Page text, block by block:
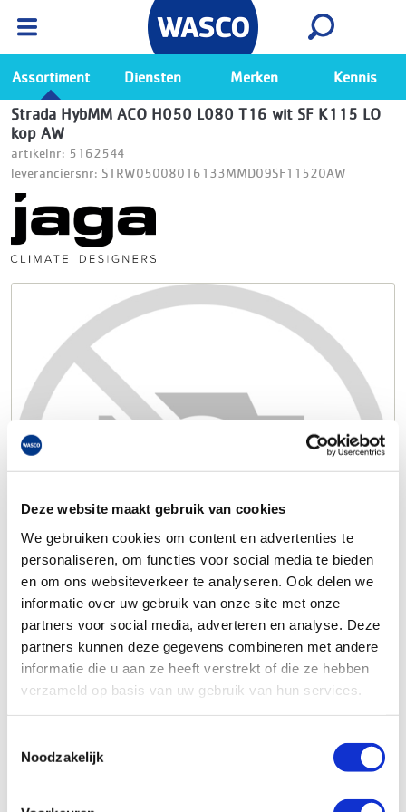
Deze website maakt gebruik van cookies
We gebruiken cookies om content en advertenties te
personaliseren, om functies voor social media te bieden
en om ons websiteverkeer te analyseren. Ook delen we
informatie over uw gebruik van onze site met onze
partners voor social media, adverteren en analyse. Deze
partners kunnen deze gegevens combineren met andere
informatie die u aan ze heeft verstrekt of die ze hebben
verzameld op basis van uw gebruik van hun services.
Noodzakelijk
Ga naar de Wasco app
Bekijk
Assortiment Diensten Merken Kennis
Strada HybMM ACO H050 L080 T16 wit SF K115 LO
kop AW
artikelnr: 5162544
leveranciersnr: STRW05008016133MMD09SF11520AW